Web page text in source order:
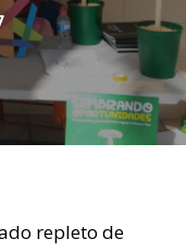
repleto de